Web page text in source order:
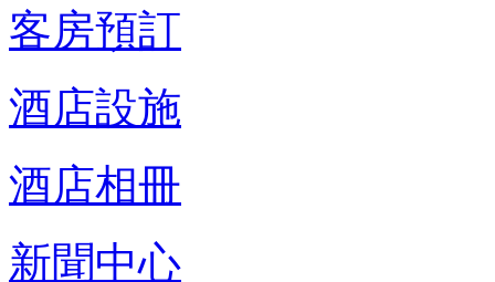
客房預訂
酒店設施
酒店相冊
新聞中心